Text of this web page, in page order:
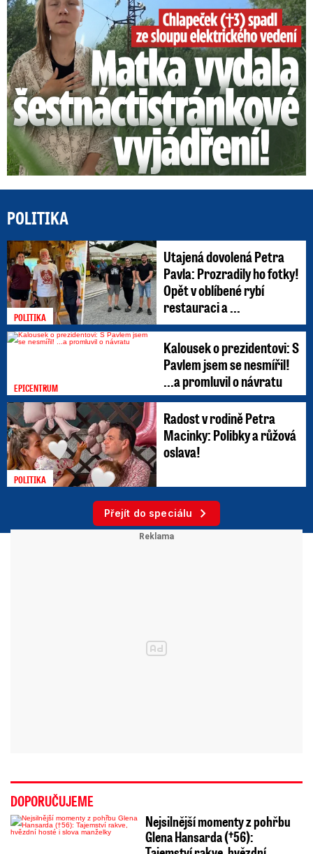
POLITIKA
POLITIKA
Utajená dovolená Petra
Pavla: Prozradily ho fotky!
Opět v oblíbené rybí
restauraci a ...
EPICENTRUM
Kalousek o prezidentovi: S
Pavlem jsem se nesmířil!
...a promluvil o návratu
POLITIKA
Radost v rodině Petra
Macinky: Polibky a růžová
oslava!
Přejít do speciálu
DOPORUČUJEME
Nejsilnější momenty z pohřbu
Glena Hansarda (†56):